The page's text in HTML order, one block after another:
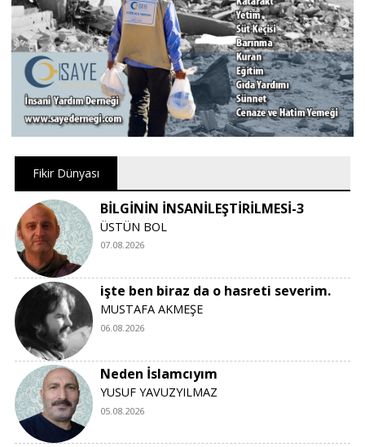
Fikir Dünyası
BİLGİNİN İNSANİLEŞTİRİLMESİ-3
ÜSTÜN BOL
07.08.2026
işte ben biraz da o hasreti severim.
MUSTAFA AKMEŞE
06.08.2026
Neden İslamcıyım
YUSUF YAVUZYILMAZ
05.08.2026